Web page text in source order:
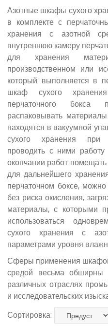
Азотные шкафы сухого
в комплекте с
хранения с азотной
внутреннюю камеру
для хранения
производственном или
который выполняется в
шкаф сухого
перчаточного бокса
распаковывать
находятся в вакуумной
сухого хранения при
проводить с ними
окончании работ
для дальнейшего
перчаточном боксе,
без риска окисления,
материалы, с которыми
использоваться
сухого хранения с
параметрами уровня
Сферы применения
средой весьма обширны
различных отраслях
и исследовательских
Сортировка: